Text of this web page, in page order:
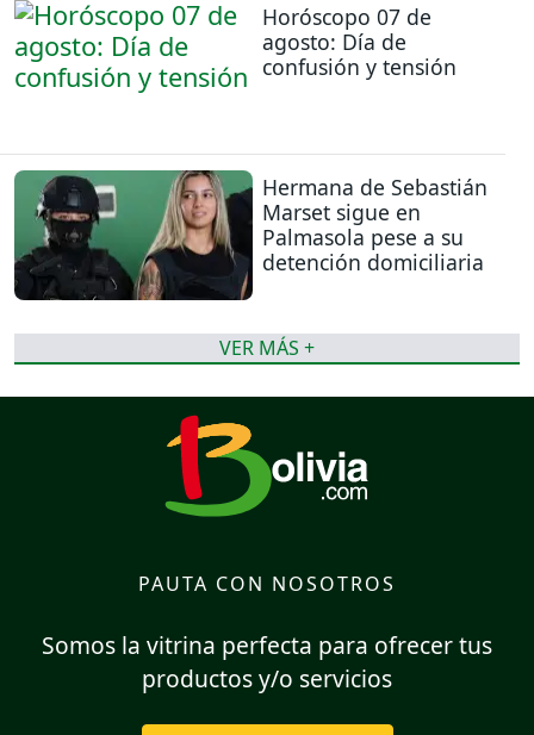
Horóscopo 07 de
agosto: Día de
confusión y tensión
Hermana de Sebastián
Marset sigue en
Palmasola pese a su
detención domiciliaria
VER MÁS +
PAUTA CON NOSOTROS
Somos la vitrina perfecta para ofrecer tus
productos y/o servicios